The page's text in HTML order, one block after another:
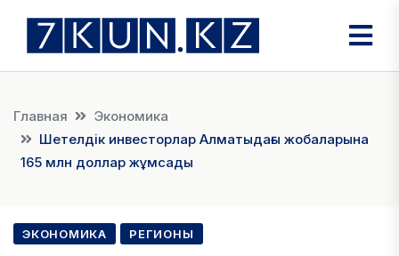
Главная
Экономика
Шетелдік инвесторлар Алматыдағы жобаларына
165 млн доллар жұмсады
ЭКОНОМИКА РЕГИОНЫ